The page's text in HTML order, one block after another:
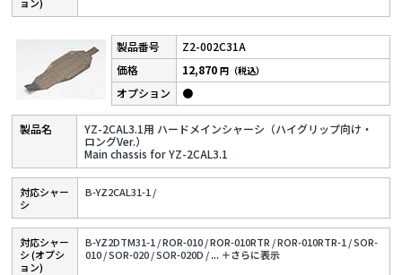
Z2-002C31A
YZ-2CAL3.1用 ハードメインシャーシ（ハイグリップ向け・
ロングVer.）
Main chassis for YZ-2CAL3.1
12,870円（税込）
●
対応シャー
シ
B-YZ2CAL31-1 /
対応シャー
シ (オプシ
ョン)
B-YZ2DTM31-1 /ROR-010 /ROR-010RTR /ROR-010RTR-1 /SOR-
010 /SOR-020 /SOR-020D /... ＋さらに表⽰